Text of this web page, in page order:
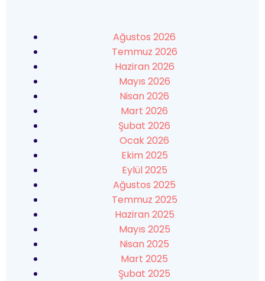
Ağustos 2026
Temmuz 2026
Haziran 2026
Mayıs 2026
Nisan 2026
Mart 2026
Şubat 2026
Ocak 2026
Ekim 2025
Eylül 2025
Ağustos 2025
Temmuz 2025
Haziran 2025
Mayıs 2025
Nisan 2025
Mart 2025
Şubat 2025